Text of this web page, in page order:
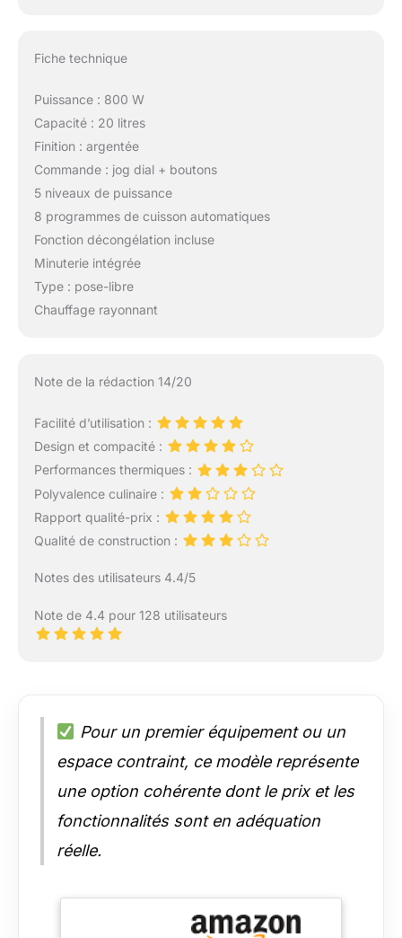
Fiche technique
Puissance : 800 W
Capacité : 20 litres
Finition : argentée
Commande : jog dial + boutons
5 niveaux de puissance
8 programmes de cuisson automatiques
Fonction décongélation incluse
Minuterie intégrée
Type : pose-libre
Chauffage rayonnant
Note de la rédaction 14/20
Facilité d’utilisation :
Design et compacité :
Performances thermiques :
Polyvalence culinaire :
Rapport qualité-prix :
Qualité de construction :
Notes des utilisateurs 4.4/5
Note de 4.4 pour 128 utilisateurs
Pour un premier équipement ou un
espace contraint, ce modèle représente
une option cohérente dont le prix et les
fonctionnalités sont en adéquation
réelle.